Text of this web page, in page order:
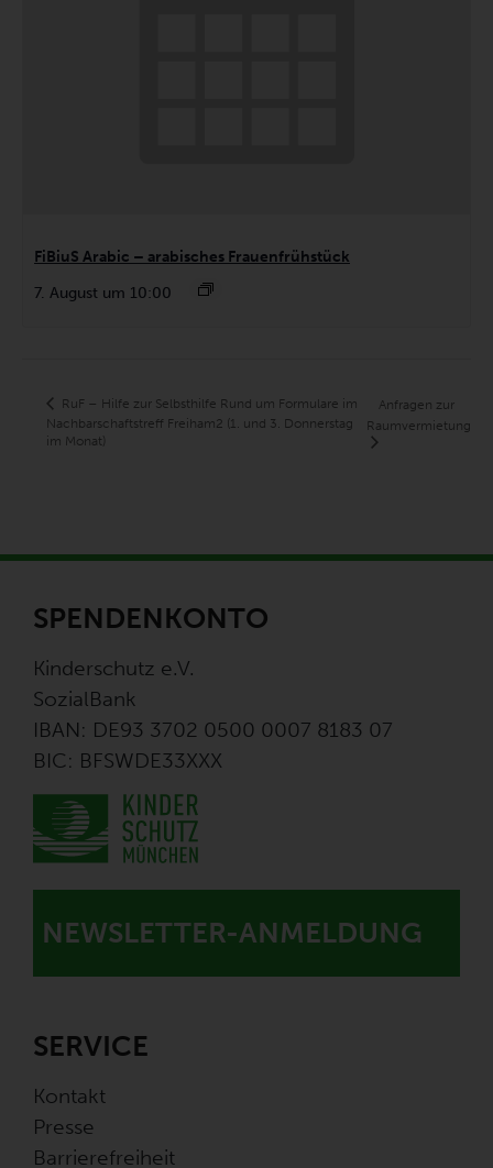
FiBiuS Arabic – arabisches Frauenfrühstück
7. August um 10:00
RuF – Hilfe zur Selbsthilfe Rund um Formulare im
Nachbarschaftstreff Freiham2 (1. und 3. Donnerstag
im Monat)
Anfragen zur
Raumvermietung
SPENDENKONTO
Kinderschutz e.V.
SozialBank
IBAN: DE93 3702 0500 0007 8183 07
BIC: BFSWDE33XXX
NEWSLETTER-ANMELDUNG
SERVICE
Kontakt
Presse
Barrierefreiheit